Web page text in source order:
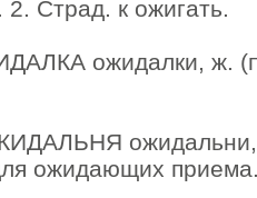
Страд. к ожигать.
ожидалки, ж.
ожидающих